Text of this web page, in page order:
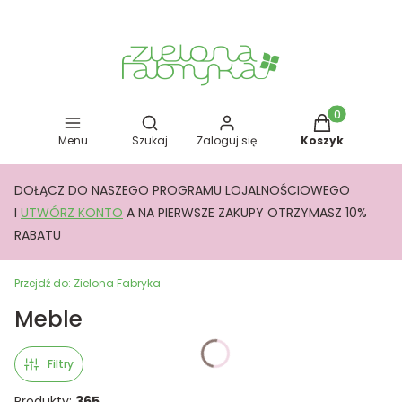
Menu
Otwórz wyszukiwarkę
Szukaj Zaloguj się
Produkty w
Koszyk
DOŁĄCZ DO NASZEGO PROGRAMU LOJALNOŚCIOWEGO
I UTWÓRZ KONTO A NA PIERWSZE ZAKUPY OTRZYMASZ 10%
RABATU
Przejdź do: Zielona Fabryka
Meble
Filtry